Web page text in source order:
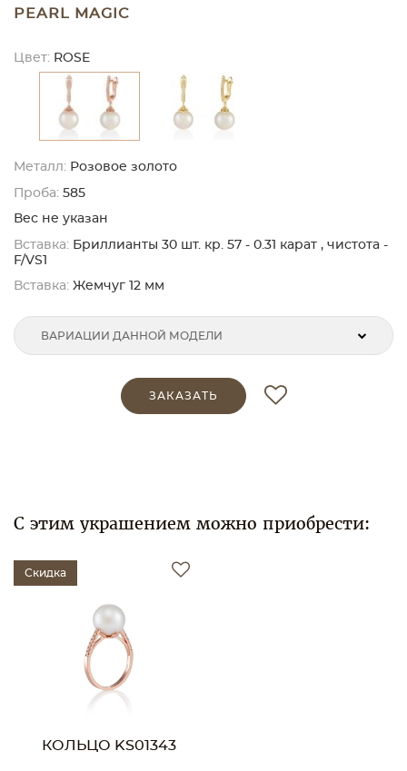
PEARL MAGIC
Цвет: ROSE
Металл: Розовое золото
Проба: 585
Вес не указан
Вставка: Бриллианты 30 шт. кр. 57 - 0.31 карат , чистота -
F/VS1
Вставка: Жемчуг 12 мм
ВАРИАЦИИ ДАННОЙ МОДЕЛИ
ЗАКАЗАТЬ
С этим украшением можно приобрести:
Скидка
КОЛЬЦО KS01343